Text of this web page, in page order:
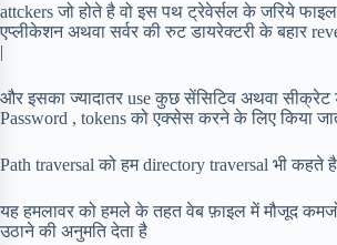
attckers जो होते है वो इस पथ ट्रेवेर्सल के जरिये
एप्लीकेशन अथवा सर्वर की रुट डायरेक्टरी के बहार
|
और इसका ज्यादातर use कुछ सेंसिटिव अथवा सीक्रेट
Password , tokens को एक्सेस करने के लिए किया
Path traversal को हम directory traversal भी कहते
यह हमलावर को हमले के तहत वेब फ़ाइल में मौजूद
उठाने की अनुमति देता है